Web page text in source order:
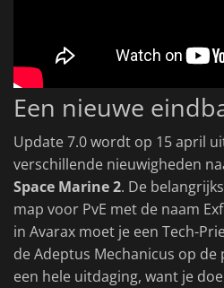
Een nieuwe
Update 7.0 wordt op 15 april
verschillende nieuwigheden
Space Marine 2. De
map voor PvE met de naam
in Avarax moet je een Tech-
de Adeptus Mechanicus op
een hele uitdaging, want je